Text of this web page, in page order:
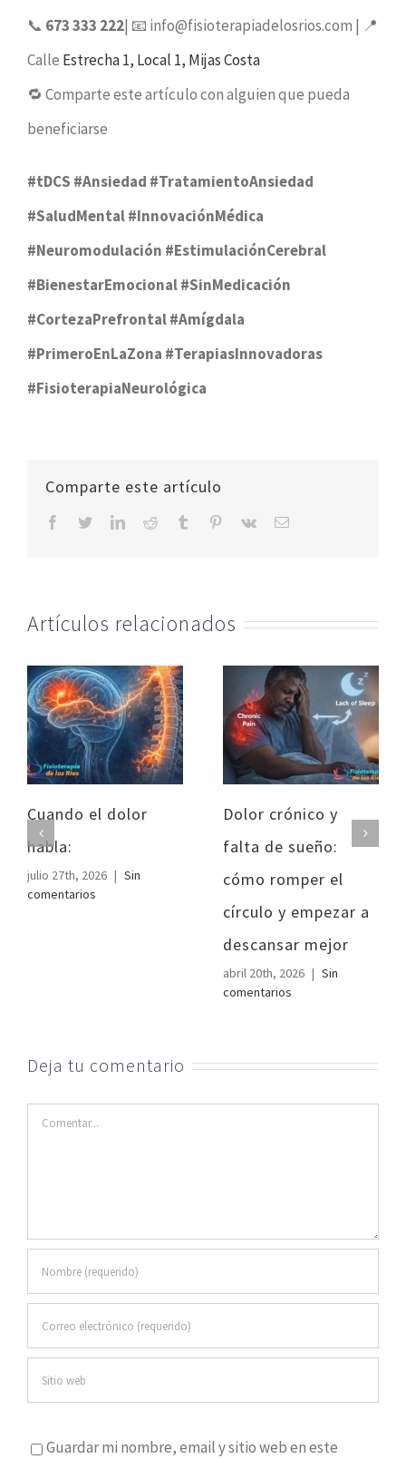
📞 673 333 222| 📧 info@fisioterapiadelosrios.com | 📍
Calle Estrecha 1, Local 1, Mijas Costa
🔁 Comparte este artículo con alguien que pueda
beneficiarse
#tDCS #Ansiedad #TratamientoAnsiedad
#SaludMental #InnovaciónMédica
#Neuromodulación #EstimulaciónCerebral
#BienestarEmocional #SinMedicación
#CortezaPrefrontal #Amígdala
#PrimeroEnLaZona #TerapiasInnovadoras
#FisioterapiaNeurológica
Comparte este artículo
facebooktwitterlinkedinreddit tumblr pinterest
vk
Correo
Artículos relacionados
Cuando el dolor
habla:
julio 27th, 2026 | Sin
comentarios
Dolor crónico y
falta de sueño:
cómo romper el
círculo y empezar a
descansar mejor
abril 20th, 2026 | Sin
comentarios
Deja tu comentario
Comentar
Guardar mi nombre, email y sitio web en este